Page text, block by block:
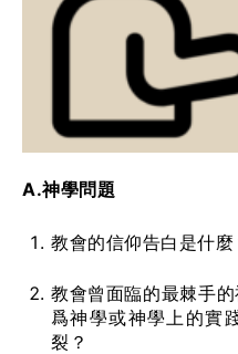
A.神學問題
教會的信仰告白是什麼
教會曾面臨的最棘手
爲神學或神學上的實
裂？